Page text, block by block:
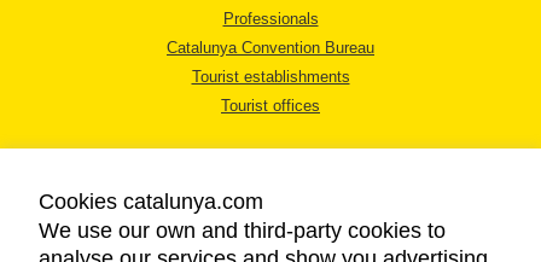
Professionals
Catalunya Convention Bureau
Tourist establishments
Tourist offices
Cookies catalunya.com
We use our own and third-party cookies to